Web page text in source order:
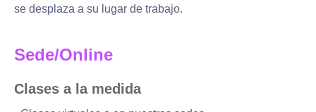
se desplaza a su lugar de trabajo.
Sede/Online
Clases a la medida